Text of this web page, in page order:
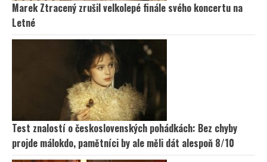
Marek Ztracený zrušil velkolepé finále svého koncertu na
Letné
Test znalostí o československých pohádkách: Bez chyby
projde málokdo, pamětníci by ale měli dát alespoň 8/10